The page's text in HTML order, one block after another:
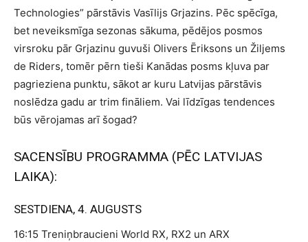
Technologies” pārstāvis Vasīlijs Grjazins. Pēc spēcīga,
bet neveiksmīga sezonas sākuma, pēdējos posmos
virsroku pār Grjazinu guvuši Olivers Ēriksons un Žiljems
de Riders, tomēr pērn tieši Kanādas posms kļuva par
pagrieziena punktu, sākot ar kuru Latvijas pārstāvis
noslēdza gadu ar trim fināliem. Vai līdzīgas tendences
būs vērojamas arī šogad?
SACENSĪBU PROGRAMMA (PĒC LATVIJAS
LAIKA):
SESTDIENA, 4. AUGUSTS
16:15 Treniņbraucieni World RX, RX2 un ARX